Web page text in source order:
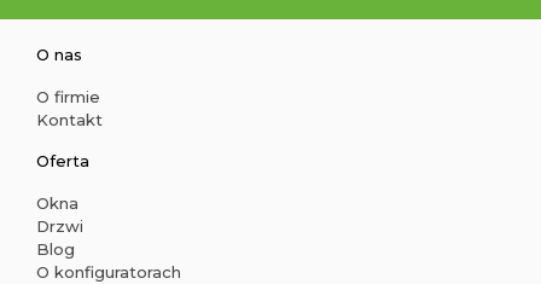
O nas
O firmie
Kontakt
Oferta
Okna
Drzwi
Blog
O konfiguratorach